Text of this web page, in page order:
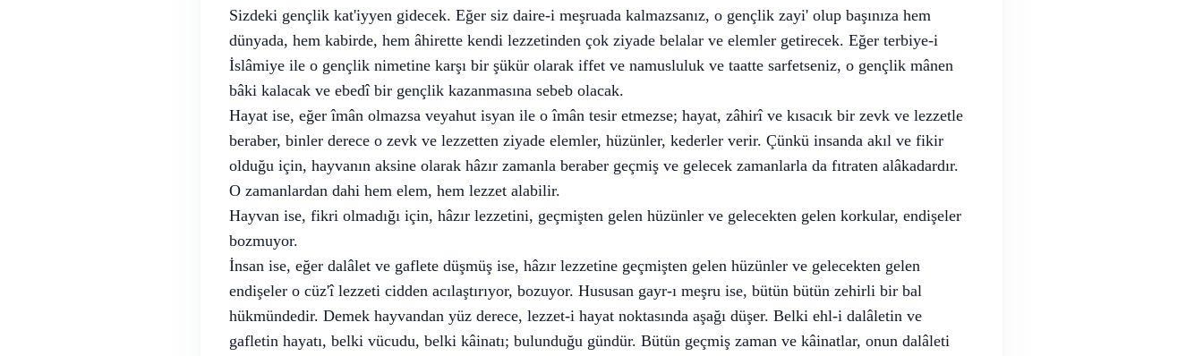
Sizdeki gençlik kat'iyyen gidecek. Eğer siz daire-i meşruada kalmazsanız, o gençlik zayi' olup başınıza hem
dünyada, hem kabirde, hem âhirette kendi lezzetinden çok ziyade belalar ve elemler getirecek. Eğer terbiye-i
İslâmiye ile o gençlik nimetine karşı bir şükür olarak iffet ve namusluluk ve taatte sarfetseniz, o gençlik mânen
bâki kalacak ve ebedî bir gençlik kazanmasına sebeb olacak.
Hayat ise, eğer îmân olmazsa veyahut isyan ile o îmân tesir etmezse; hayat, zâhirî ve kısacık bir zevk ve lezzetle
beraber, binler derece o zevk ve lezzetten ziyade elemler, hüzünler, kederler verir. Çünkü insanda akıl ve fikir
olduğu için, hayvanın aksine olarak hâzır zamanla beraber geçmiş ve gelecek zamanlarla da fıtraten alâkadardır.
O zamanlardan dahi hem elem, hem lezzet alabilir.
Hayvan ise, fikri olmadığı için, hâzır lezzetini, geçmişten gelen hüzünler ve gelecekten gelen korkular, endişeler
bozmuyor.
İnsan ise, eğer dalâlet ve gaflete düşmüş ise, hâzır lezzetine geçmişten gelen hüzünler ve gelecekten gelen
endişeler o cüz'î lezzeti cidden acılaştırıyor, bozuyor. Hususan gayr-ı meşru ise, bütün bütün zehirli bir bal
hükmündedir. Demek hayvandan yüz derece, lezzet-i hayat noktasında aşağı düşer. Belki ehl-i dalâletin ve
gafletin hayatı, belki vücudu, belki kâinatı; bulunduğu gündür. Bütün geçmiş zaman ve kâinatlar, onun dalâleti